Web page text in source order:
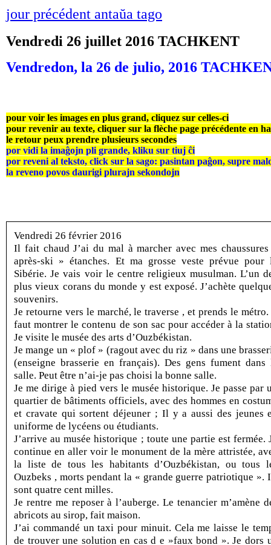
jour précédent antaŭa tago
Vendredi 26 juillet 2016 TACHKENT
Vendredon, la 26 de julio, 2016
pour voir les images en plus grand, cliquez sur celles-ci
pour revenir au texte, cliquer sur la flèche page précédente en
le retour peux prendre plusieurs secondes
por vidi la imaĝojn pli grande, kliku sur tiuj ĉi
por reveni al teksto, click sur la sago: pasintan paĝon, supre
la reveno povos daurigi plurajn sekondojn
Vendredi 26 février 2016
Il fait chaud J’ai du mal à marcher avec mes
après-ski » étanches. Et ma grosse veste prévue pour
Sibérie. Je vais voir le centre religieux musulman. L’un
plus vieux corans du monde y est exposé. J’achète
souvenirs.
Je retourne vers le marché, le traverse , et prends le
faut montrer le contenu de son sac pour accéder à la
Je visite le musée des arts d’Ouzbékistan.
Je mange un « plof » (ragout avec du riz » dans une
(enseigne brasserie en français). Des gens fument dans
salle. Peut être n’ai-je pas choisi la bonne salle.
Je me dirige à pied vers le musée historique. Je passe par
quartier de bâtiments officiels, avec des hommes en
et cravate qui sortent déjeuner ; Il y a aussi des jeunes
uniforme de lycéens ou étudiants.
J’arrive au musée historique ; toute une partie est fermée.
continue en aller voir le monument de la mère attristée,
la liste de tous les habitants d’Ouzbékistan, ou tous
Ouzbeks , morts pendant la « grande guerre patriotique ».
sont quatre cent milles.
Je rentre me reposer à l’auberge. Le tenancier m’amène
abricots au sirop, fait maison.
J’ai commandé un taxi pour minuit. Cela me laisse le
de trouver une solution en cas d e »faux bond ». Je dors